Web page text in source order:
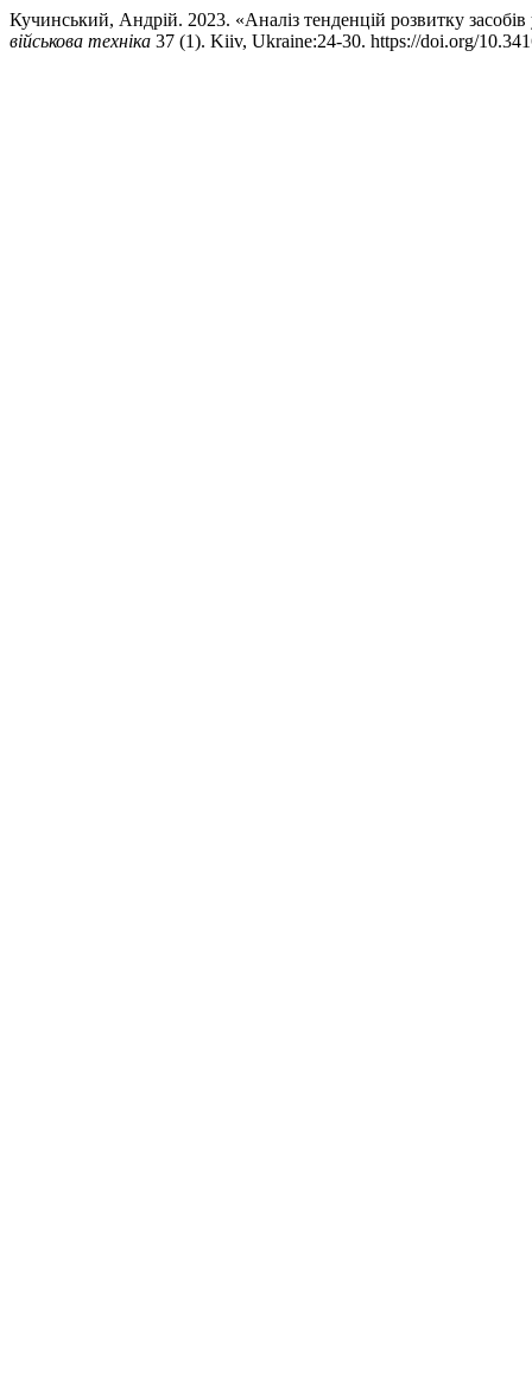
Кучинський, Андрій. 2023. «Аналіз тенденцій розвитку
військова техніка 37 (1). Kiiv, Ukraine:24-30. https://doi.org/